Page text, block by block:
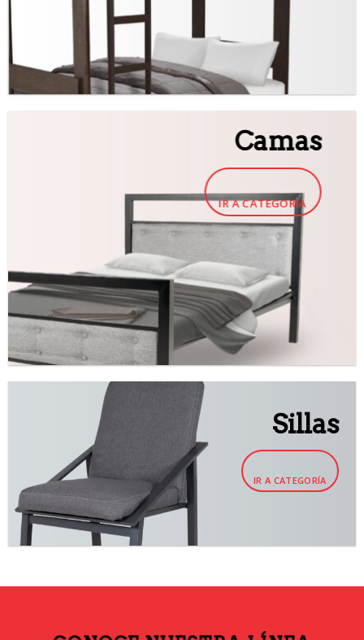
Camas
IR A CATEGORÍA
Sillas
IR A CATEGORÍA